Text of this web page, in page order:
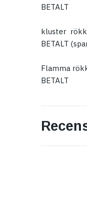
BETALT
kluster
BETALT
Flamma
BETALT